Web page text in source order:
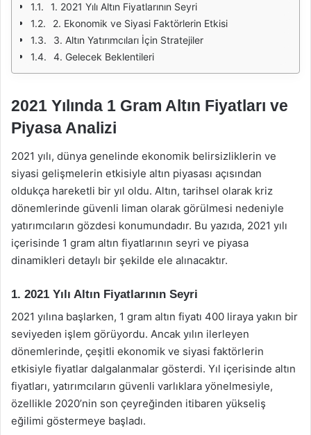
1. 2021 Yılı Altın Fiyatlarının Seyri
2. Ekonomik ve Siyasi Faktörlerin Etkisi
3. Altın Yatırımcıları İçin Stratejiler
4. Gelecek Beklentileri
2021 Yılında 1 Gram Altın Fiyatları ve
Piyasa Analizi
2021 yılı, dünya genelinde ekonomik belirsizliklerin ve
siyasi gelişmelerin etkisiyle altın piyasası açısından
oldukça hareketli bir yıl oldu. Altın, tarihsel olarak kriz
dönemlerinde güvenli liman olarak görülmesi nedeniyle
yatırımcıların gözdesi konumundadır. Bu yazıda, 2021 yılı
içerisinde 1 gram altın fiyatlarının seyri ve piyasa
dinamikleri detaylı bir şekilde ele alınacaktır.
1. 2021 Yılı Altın Fiyatlarının Seyri
2021 yılına başlarken, 1 gram altın fiyatı 400 liraya yakın bir
seviyeden işlem görüyordu. Ancak yılın ilerleyen
dönemlerinde, çeşitli ekonomik ve siyasi faktörlerin
etkisiyle fiyatlar dalgalanmalar gösterdi. Yıl içerisinde altın
fiyatları, yatırımcıların güvenli varlıklara yönelmesiyle,
özellikle 2020’nin son çeyreğinden itibaren yükseliş
eğilimi göstermeye başladı.